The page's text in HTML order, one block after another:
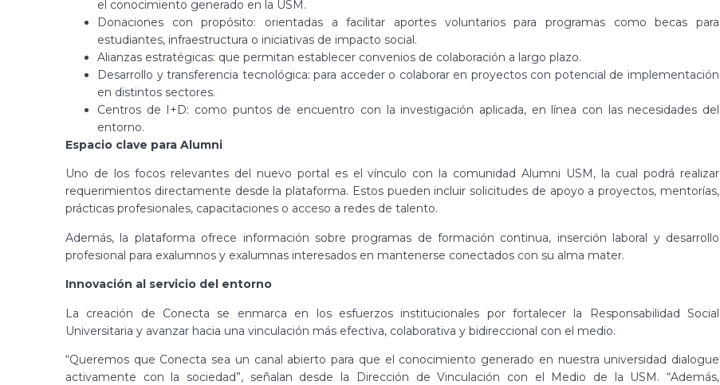
el conocimiento generado en la USM.
Donaciones con propósito: orientadas a facilitar aportes voluntarios para programas como becas para
estudiantes, infraestructura o iniciativas de impacto social.
Alianzas estratégicas: que permitan establecer convenios de colaboración a largo plazo.
Desarrollo y transferencia tecnológica: para acceder o colaborar en proyectos con potencial de implementación
en distintos sectores.
Centros de I+D: como puntos de encuentro con la investigación aplicada, en línea con las necesidades del
entorno.
Espacio clave para Alumni
Uno de los focos relevantes del nuevo portal es el vínculo con la comunidad Alumni USM, la cual podrá realizar
requerimientos directamente desde la plataforma. Estos pueden incluir solicitudes de apoyo a proyectos, mentorías,
prácticas profesionales, capacitaciones o acceso a redes de talento.
Además, la plataforma ofrece información sobre programas de formación continua, inserción laboral y desarrollo
profesional para exalumnos y exalumnas interesados en mantenerse conectados con su alma mater.
Innovación al servicio del entorno
La creación de Conecta se enmarca en los esfuerzos institucionales por fortalecer la Responsabilidad Social
Universitaria y avanzar hacia una vinculación más efectiva, colaborativa y bidireccional con el medio.
“Queremos que Conecta sea un canal abierto para que el conocimiento generado en nuestra universidad dialogue
activamente con la sociedad”, señalan desde la Dirección de Vinculación con el Medio de la USM. “Además,